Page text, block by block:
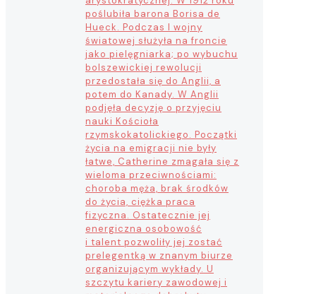
poślubiła barona Borisa de
Hueck. Podczas I wojny
światowej służyła na froncie
jako pielęgniarka; po wybuchu
bolszewickiej rewolucji
przedostała się do Anglii, a
potem do Kanady. W Anglii
podjęła decyzję o przyjęciu
nauki Kościoła
rzymskokatolickiego. Początki
życia na emigracji nie były
łatwe, Catherine zmagała się z
wieloma przeciwnościami:
choroba męża, brak środków
do życia, ciężka praca
fizyczna. Ostatecznie jej
energiczna osobowość
i talent pozwoliły jej zostać
prelegentką w znanym biurze
organizującym wykłady. U
szczytu kariery zawodowej i